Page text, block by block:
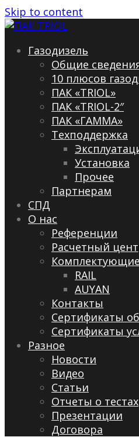
Skip to content
Газодизель
Общие
10 плюсов
ПАК «TRIOL»
ПАК «TRIOL-2″
ПАК «ГАММА»
Техподдержка
Установка
Прочее
Партнерам
СПД
О нас
Референции
Расчетный
RAIL
AUYAN
Контакты
Сертификаты
Сертификаты
Разное
Новости
Видео
Cтатьи
Отчеты о тестах
Презентации
Договора